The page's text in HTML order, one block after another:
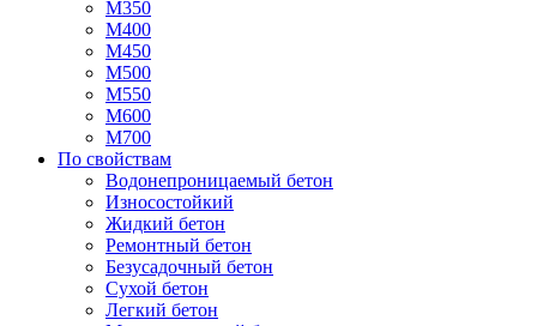
М350
М400
М450
М500
М550
М600
М700
По свойствам
Водонепроницаемый бетон
Износостойкий
Жидкий бетон
Ремонтный бетон
Безусадочный бетон
Сухой бетон
Легкий бетон